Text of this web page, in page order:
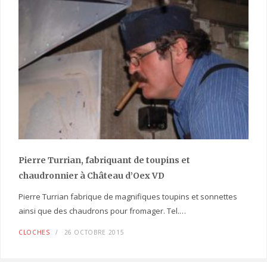
Pierre Turrian, fabriquant de toupins et
chaudronnier à Château d’Oex VD
Pierre Turrian fabrique de magnifiques toupins et sonnettes
ainsi que des chaudrons pour fromager. Tel.…
CLOCHES 26 OCTOBRE 2015